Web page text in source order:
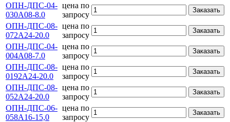
ОПН-ДПС-04-
030А08-8.0
цена по
запросу
Заказать
ОПН-ДПС-08-
072А24-20.0
цена по
запросу
Заказать
ОПН-ДПС-04-
004А08-7.0
цена по
запросу
Заказать
ОПН-ДПС-08-
0192А24-20.0
цена по
запросу
Заказать
ОПН-ДПС-08-
052А24-20.0
цена по
запросу
Заказать
ОПН-ДПС-06-
058А16-15,0
цена по
запросу
Заказать